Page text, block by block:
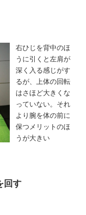
右ひじを背中のほ
うに引くと左肩が
深く入る感じがす
るが、上体の回転
はさほど大きくな
っていない。それ
より腕を体の前に
保つメリットのほ
うが大きい
回す